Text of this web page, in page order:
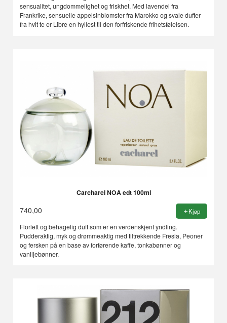
sensualitet, ungdommelighet og friskhet. Med lavendel fra
Frankrike, sensuelle appelsinblomster fra Marokko og svale dufter
fra hvit te er Libre en hyllest til den forfriskende frihetsfølelsen.
Carcharel NOA edt 100ml
740,00 Kjøp
Florlett og behagelig duft som er en verdenskjent yndling.
Pudderaktig, myk og drømmeaktig med tiltrekkende Fresia, Peoner
og fersken på en base av forførende kaffe, tonkabønner og
vaniljebønner.